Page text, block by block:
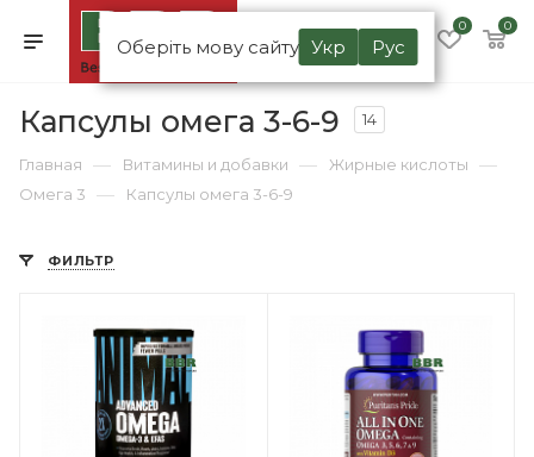
Оберіть мову сайту Укр Рус
0 0
Капсулы омега 3-6-9 14
Главная — Витамины и добавки — Жирные кислоты —
Омега 3 — Капсулы омега 3-6-9
ФИЛЬТР